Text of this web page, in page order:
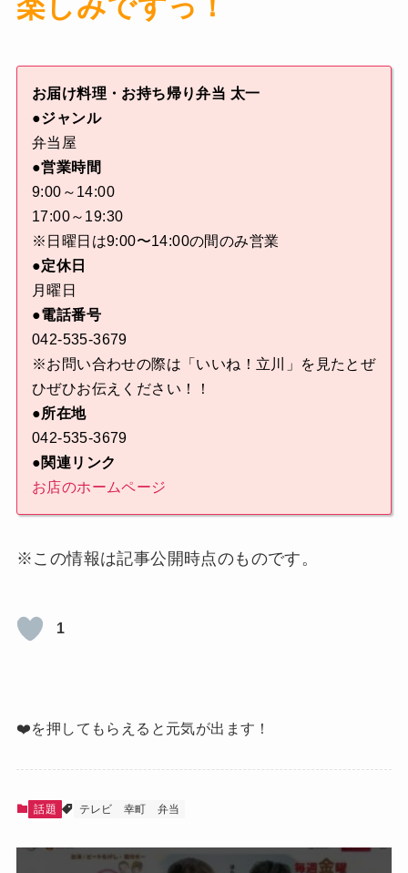
お届け料理・お持ち帰り弁当 太一
●ジャンル
弁当屋
●営業時間
9:00～14:00
17:00～19:30
※日曜日は9:00〜14:00の間のみ営業
●定休日
月曜日
●電話番号
042-535-3679
※お問い合わせの際は「いいね！立川」を見たとぜ
ひぜひお伝えください！！
●所在地
042-535-3679
●関連リンク
お店のホームページ
※この情報は記事公開時点のものです。
1
❤️を押してもらえると元気が出ます！
話題 テレビ 幸町 弁当